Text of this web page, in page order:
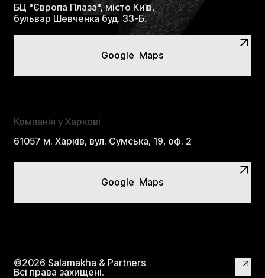
Компанія у Харкові
61057 м. Харків, вул. Сумська, 19, оф. 2
Google Maps
БЦ "Європа Плаза", місто Київ,
бульвар Шевченка буд. 33-Б.
Google Maps
©2026 Salamakha & Partners
Всі права захищені.